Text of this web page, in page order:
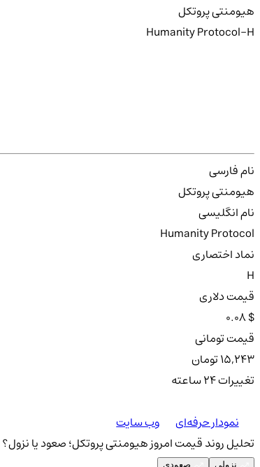
هیومنتی پروتکل
Humanity Protocol-H
نام فارسی
هیومنتی پروتکل
نام انگلیسی
Humanity Protocol
نماد اختصاری
H
قیمت دلاری
0.08 $
قیمت تومانی
15,243 تومان
تغییرات ۲۴ ساعته
نمودار حرفه‌ای
وب سایت
تحلیل روند قیمت امروز هیومنتی پروتکل؛ صعود یا نزول؟
نزولی صعودی